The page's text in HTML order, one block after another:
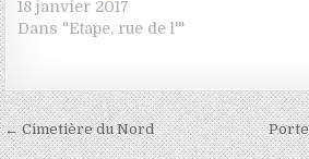
18 janvier 2017
Dans "Etape, rue de l'"
Navigation de
← Cimetière du Nord